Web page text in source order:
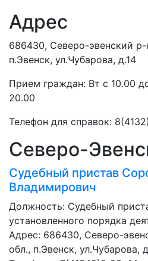
Адрес
686430, Северо-эвенский р-
п.Эвенск, ул.Чубарова, д.14
Прием граждан: Вт с 10.00
20.00
Телефон для справок:
Северо-
Судебный пристав
Владимирович
Должность: Судебный
установленного порядка
Адрес: 686430, Северо-
обл., п.Эвенск, ул.Чубарова,